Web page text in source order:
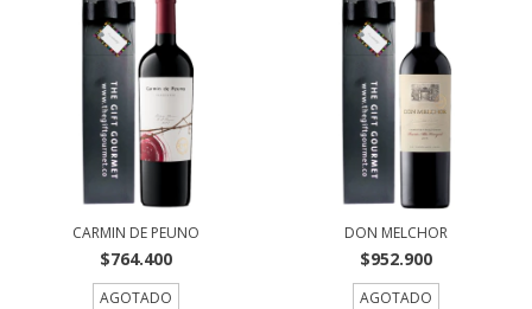
CARMIN DE PEUNO
$764.400
AGOTADO
DON MELCHOR
$952.900
AGOTADO